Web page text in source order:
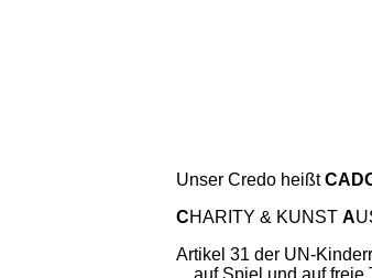
Unser Credo heißt
CHARITY & KUNST A
Artikel 31 der UN-